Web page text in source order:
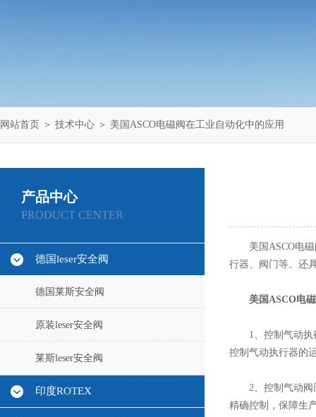
网站首页 ＞ 技术中心 ＞ 美国ASCO电磁阀在工业自动化中的应用
产品中心
PRODUCT CENTER
德国leser安全阀
德国莱斯安全阀
原装leser安全阀
莱斯leser安全阀
印度ROTEX
美国ASCO电磁
行器、阀门等。还
美国ASCO电
1、控制气动执行
控制气动执行器的
2、控制气动阀门
精确控制，保障生